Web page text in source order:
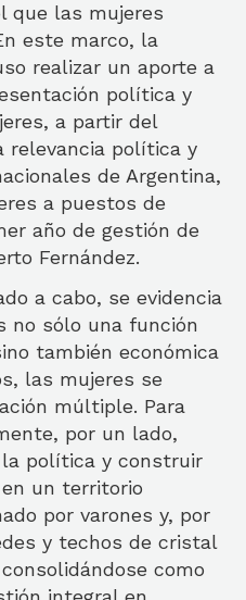
que las mujeres
este marco, la
realizar un aporte a
política y
a partir del
relevancia política y
de Argentina,
a puestos de
año de gestión de
Fernández.
a cabo, se evidencia
no sólo una función
también económica
las mujeres se
múltiple. Para
por un lado,
política y construir
un territorio
por varones y, por
y techos de cristal
como